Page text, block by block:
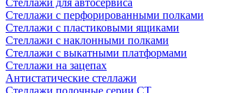
Стеллажи для автосервиса
Стеллажи с перфорированными полками
Стеллажи с пластиковыми ящиками
Стеллажи с наклонными полками
Стеллажи с выкатными платформами
Стеллажи на зацепах
Антистатические стеллажи
Стеллажи полочные серии СТ